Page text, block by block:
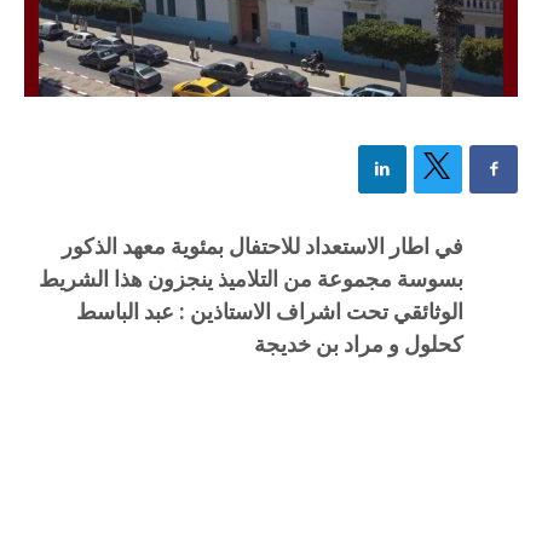
في اطار الاستعداد للاحتفال بمئوية معهد الذكور
بسوسة مجموعة من التلاميذ ينجزون هذا الشريط
الوثائقي تحت اشراف الاستاذين : عبد الباسط
كحلول و مراد بن خديجة